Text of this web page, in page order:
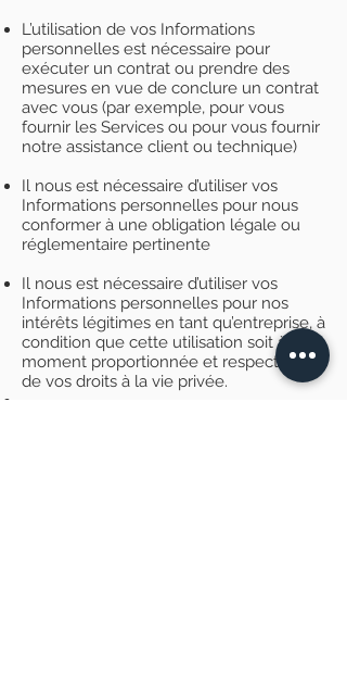
L’utilisation de vos Informations
personnelles est nécessaire pour
exécuter un contrat ou prendre des
mesures en vue de conclure un contrat
avec vous (par exemple, pour vous
fournir les Services ou pour vous fournir
notre assistance client ou technique)
Il nous est nécessaire d’utiliser vos
Informations personnelles pour nous
conformer à une obligation légale ou
réglementaire pertinente
Il nous est nécessaire d’utiliser vos
Informations personnelles pour nos
intérêts légitimes en tant qu’entreprise, à
condition que cette utilisation soit à tout
moment proportionnée et respectueuse
de vos droits à la vie privée.